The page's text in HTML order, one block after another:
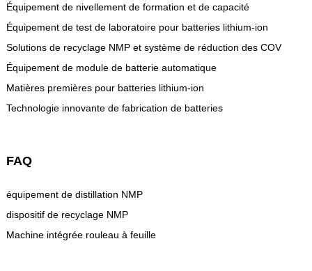
Équipement de nivellement de formation et de capacité
Équipement de test de laboratoire pour batteries lithium-ion
Solutions de recyclage NMP et système de réduction des COV
Équipement de module de batterie automatique
Matières premières pour batteries lithium-ion
Technologie innovante de fabrication de batteries
FAQ
équipement de distillation NMP
dispositif de recyclage NMP
Machine intégrée rouleau à feuille